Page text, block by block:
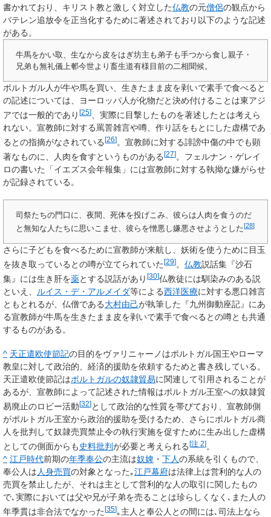
書かれており、キリスト教と激しく対立した仏教の元僧侶の観点から
バテレン追放令を正当化するために著述されており以下のような記述
がある。
牛馬をかい取、生なから皮をはぎ坊主も弟子も手つから食し親子・
兄弟も無礼儀上䣍今世より畜生道有様目前の二相聞候。
ポルトガル人が牛や馬を買い、 生きたまま皮を剥いで素手で食べる と
の記述については、ヨーロッパ人が化物だと決め付けることは東アジ
アでは一般的であり [25]
、実際に目撃したものを著述したとは考えら
れない。宣教師に対する罵詈雑言や噂、作り話をもとにした虚構であ
るとの指摘がなされている[26]。宣教師に対する誹謗中傷の中でも顕
著なものに、人肉を食すというものがある[27]。フェルナン・ゲレイ
ロの書いた「イエズス会年報集」には宣教師に対する執拗な嫌がらせ
が記録されている。
司祭たちの門口に、夜間、死体を投げこみ、彼らは人肉を食うのだ
と無知な人たちに思いこませ、彼らを憎悪し嫌悪させようとした[28]
さらに子どもを食べるために宣教師が来航し、妖術を使うために目玉
を抜き取っているとの噂が立てられていた [29]。 仏教説話集『沙石
集』には生き肝を薬とする説話があり [30]仏教徒には馴染みのある説
といえ、 ルイス・デ・アルメイダ等による西洋医療に対する悪口雑言
ともとれるが、仏僧である大村由己が執筆した『九州御動座記』にあ
る宣教師が牛馬を生きたまま皮を剥いで素手で食べるとの噂とも共通
するものがある。
^ 天正遣欧使節記の目的をヴァリニャーノはポルトガル国王やローマ
教皇に対して政治的、経済的援助を依頼するためと書き残している。
天正遣欧使節記はポルトガルの奴隷貿易に関連して引用されることが
あるが、宣教師によって記述された情報はポルトガル王室への奴隷貿
易廃止のロビー活動[32]として政治的な性質を帯びており、宣教師側
がポルトガル王室から政治的援助を受けるため、さらにポルトガル商
人を批判して奴隷売買禁止令の執行実施を促すために生み出した虚構
としての側面からも 史料批判が必要と考えられる[注 2]。
^ 江戸時代前期の年季奉公の主流は奴婢 ・ 下人の系統を引くもので、
奉公人は 人身売買の対象となった｡江戸幕府は法律上は営利的な人の
売買を禁止したが、それは主として営利的な人の取引に関したもの
で､実際においては父や兄が子弟を売ることは珍らしくなく､また人の
年季貫は非合法でなかった[35]｡主人と奉公人との間には､司法上なら